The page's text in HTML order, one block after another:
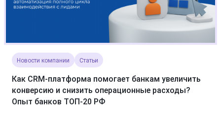
Новости компании Статьи
Как CRM-платформа помогает банкам увеличить
конверсию и снизить операционные расходы?
Опыт банков ТОП-20 РФ